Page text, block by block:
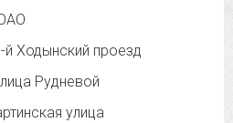
Ходынский проезд
Рудневой
улица